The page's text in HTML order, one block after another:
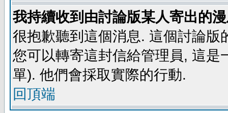
我持續收到由討論版某人寄出的
很抱歉聽到這個消息. 這個討論
您可以轉寄這封信給管理員, 這
單). 他們會採取實際的行動.
回頂端